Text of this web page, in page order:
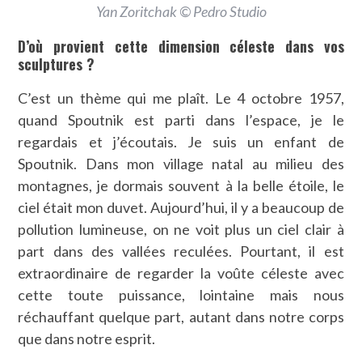
Yan Zoritchak © Pedro Studio
D’où provient cette dimension céleste dans vos
sculptures ?
C’est un thème qui me plaît. Le 4 octobre 1957,
quand Spoutnik est parti dans l’espace, je le
regardais et j’écoutais. Je suis un enfant de
Spoutnik. Dans mon village natal au milieu des
montagnes, je dormais souvent à la belle étoile, le
ciel était mon duvet. Aujourd’hui, il y a beaucoup de
pollution lumineuse, on ne voit plus un ciel clair à
part dans des vallées reculées. Pourtant, il est
extraordinaire de regarder la voûte céleste avec
cette toute puissance, lointaine mais nous
réchauffant quelque part, autant dans notre corps
que dans notre esprit.